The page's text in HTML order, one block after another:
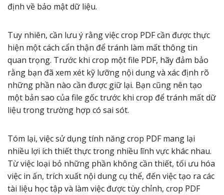
định về bảo mật dữ liệu.
Tuy nhiên, cần lưu ý rằng việc crop PDF cần được thực
hiện một cách cẩn thận để tránh làm mất thông tin
quan trọng. Trước khi crop một file PDF, hãy đảm bảo
rằng bạn đã xem xét kỹ lưỡng nội dung và xác định rõ
những phần nào cần được giữ lại. Bạn cũng nên tạo
một bản sao của file gốc trước khi crop để tránh mất dữ
liệu trong trường hợp có sai sót.
Tóm lại, việc sử dụng tính năng crop PDF mang lại
nhiều lợi ích thiết thực trong nhiều lĩnh vực khác nhau.
Từ việc loại bỏ những phần không cần thiết, tối ưu hóa
việc in ấn, trích xuất nội dung cụ thể, đến việc tạo ra các
tài liệu học tập và làm việc được tùy chỉnh, crop PDF